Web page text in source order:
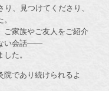
、見つけてくださり、
。
ご家族やご友人をご紹介
ない会話――
た。
院であり続けられるよ